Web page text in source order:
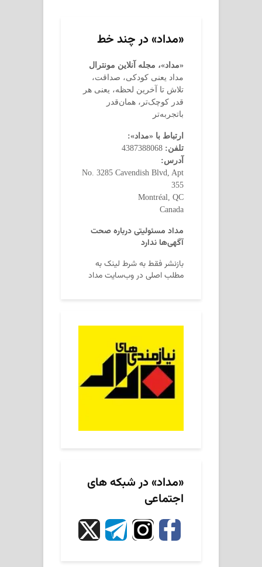
«مداد» در چند خط
«مداد»، مجله آنلاین مونترال
مداد یعنی کودکی، صداقت،
تلاش تا آخرین لحظه، یعنی هر
قدر کوچک‌تر، همان‌قدر
باتجربه‌تر
ارتباط با «مداد»:
تلفن:
آدرس:
No. 3285 Cavendish Blvd, Apt
355
Montréal, QC
Canada
مداد مسئولیتی درباره صحت
آگهی‌ها ندارد
بازنشر فقط به شرط لینک به
مطلب اصلی در وب‌سایت مداد
«مداد» در شبکه های
اجتماعی